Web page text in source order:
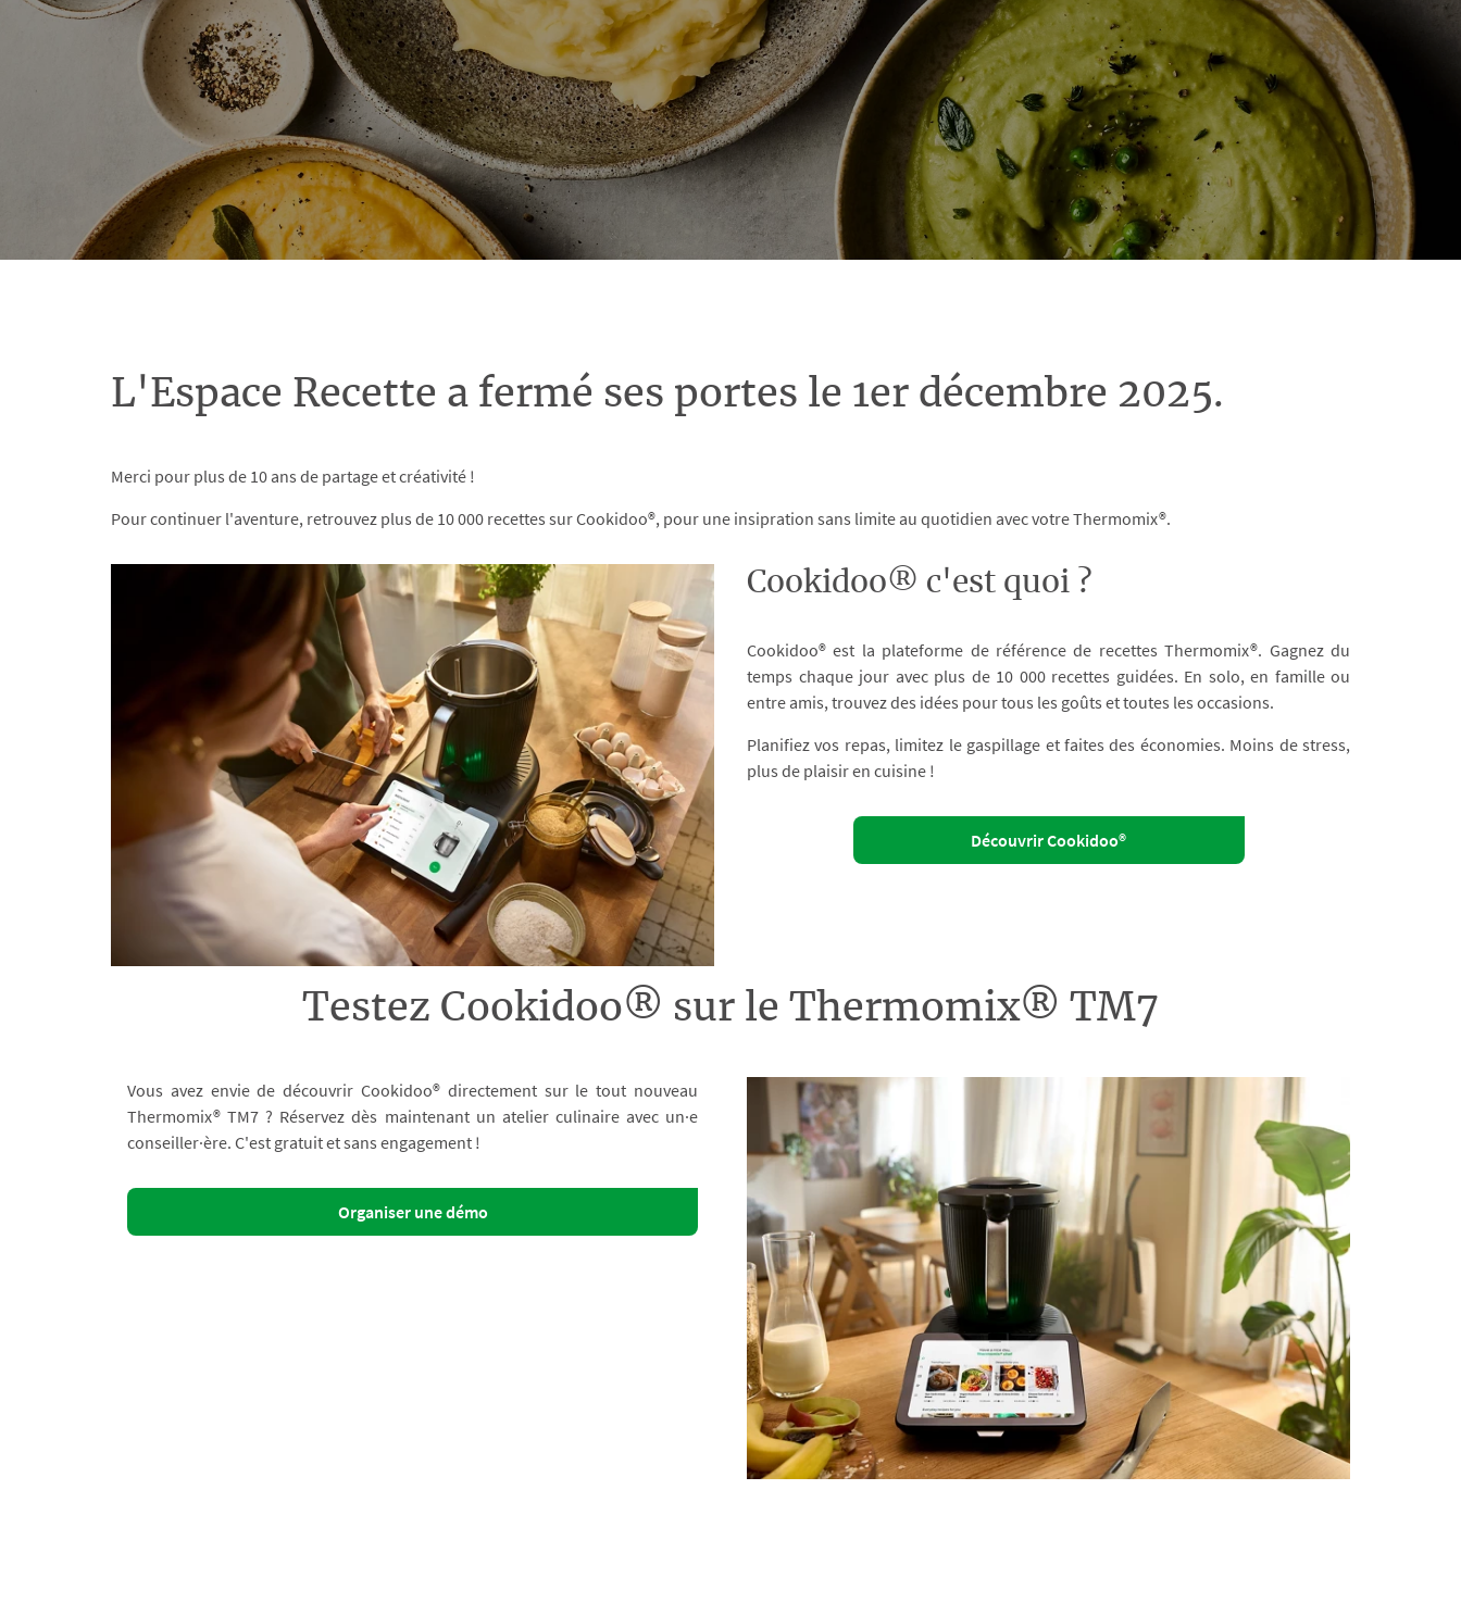
L'Espace Recette a fermé ses portes le 1er décembre 2025.
Merci pour plus de 10 ans de partage et créativité !
Pour continuer l'aventure, retrouvez plus de 10 000 recettes sur Cookidoo®, pour une insipration sans limite au quotidien avec votre Thermomix®.
Cookidoo® c'est quoi ?
Cookidoo® est la plateforme de référence de recettes Thermomix®. Gagnez du
temps chaque jour avec plus de 10 000 recettes guidées. En solo, en famille ou
entre amis, trouvez des idées pour tous les goûts et toutes les occasions.
Planifiez vos repas, limitez le gaspillage et faites des économies. Moins de stress,
plus de plaisir en cuisine !
Découvrir Cookidoo®
Testez Cookidoo® sur le Thermomix® TM7
Vous avez envie de découvrir Cookidoo® directement sur le tout nouveau
Thermomix® TM7 ? Réservez dès maintenant un atelier culinaire avec un·e
conseiller·ère. C'est gratuit et sans engagement !
Organiser une démo